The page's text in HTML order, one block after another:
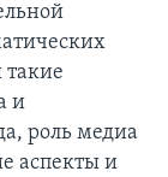
такие
и
роль медиа
аспекты и